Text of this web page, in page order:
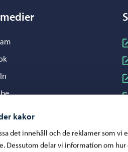
kakor
det innehåll och de reklamer som
Dessutom delar vi information om